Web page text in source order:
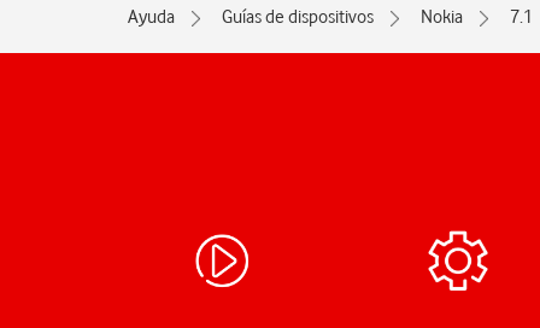
Ayuda Guías de dispositivos Nokia 7.1